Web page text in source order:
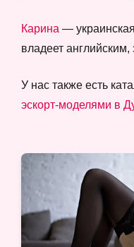
Карина —
владеет
У нас также есть
эскорт-моделями в